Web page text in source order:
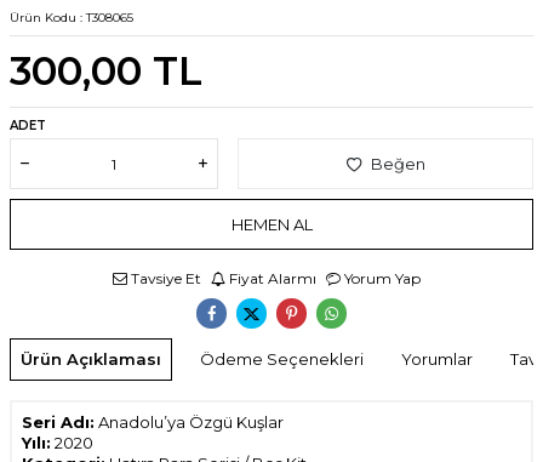
Ürün Kodu :T308065
300,00 TL
ADET
Beğen
HEMEN AL
Tavsiye Et Fiyat Alarmı Yorum Yap
Ürün Açıklaması Ödeme Seçenekleri Yorumlar
Seri Adı: Anadolu’ya Özgü Kuşlar
Yılı: 2020